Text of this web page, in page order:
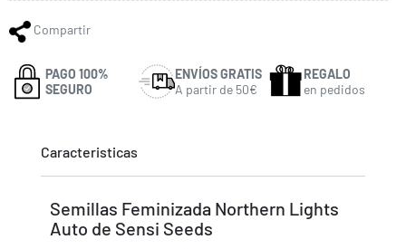
Compartir
PAGO 100%
SEGURO
ENVÍOS GRATIS
A partir de 50€
REGALO
en pedidos
Caracteristicas
Semillas Feminizada Northern Lights
Auto de Sensi Seeds